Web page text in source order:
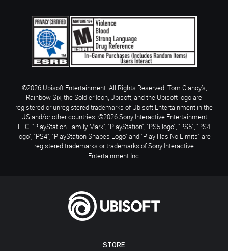
STORE
©2026 Ubisoft Entertainment. All Rights Reserved. Tom Clancy’s,
Rainbow Six, the Soldier Icon, Ubisoft, and the Ubisoft logo are
registered or unregistered trademarks of Ubisoft Entertainment in the
US and/or other countries. ©2026 Sony Interactive Entertainment
LLC. "PlayStation Family Mark", "PlayStation", "PS5 logo", "PS5", "PS4
logo", "PS4", "PlayStation Shapes Logo" and "Play Has No Limits" are
registered trademarks or trademarks of Sony Interactive
Entertainment Inc.